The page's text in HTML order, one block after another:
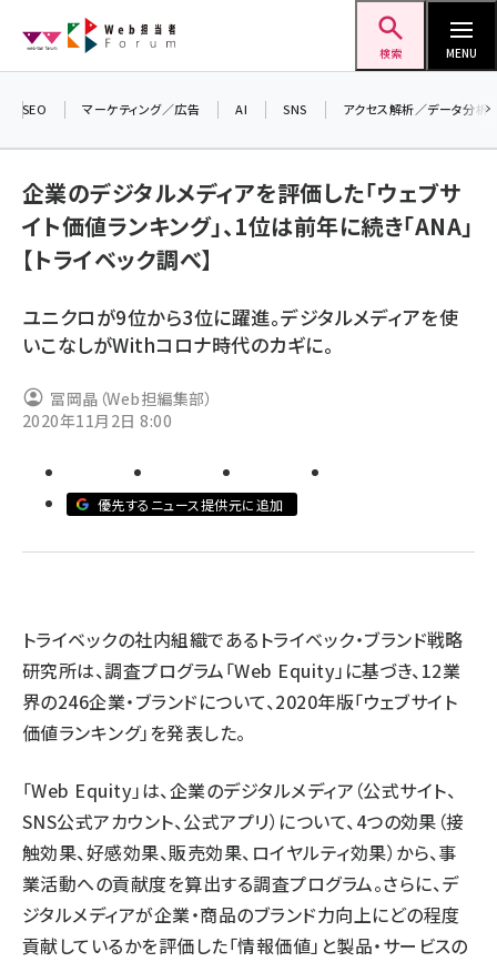
ン
検索 MENU
seo (3519)
youtube (2425)
セミナー (2301)
meo (1274)
SEO マーケティング／広告 AI SNS アクセス解析／データ分析
企業のデジタルメディアを評価した「ウェブサ
イト価値ランキング」、1位は前年に続き「ANA」
【トライベック調べ】
ユニクロが9位から3位に躍進。デジタルメディアを使
いこなしがWithコロナ時代のカギに。
冨岡晶（Web担編集部）
2020年11月2日 8:00
優先するニュース提供元に追加
トライベックの社内組織であるトライベック・ブランド戦略
研究所は、調査プログラム「Web Equity」に基づき、12業
界の246企業・ブランドについて、2020年版「ウェブサイト
価値ランキング」を発表した。
「Web Equity」は、企業のデジタルメディア（公式サイト、
SNS公式アカウント、公式アプリ）について、4つの効果（接
触効果、好感効果、販売効果、ロイヤルティ効果）から、事
業活動への貢献度を算出する調査プログラム。さらに、デ
ジタルメディアが企業・商品のブランド力向上にどの程度
貢献しているかを評価した「情報価値」と製品・サービスの
▼